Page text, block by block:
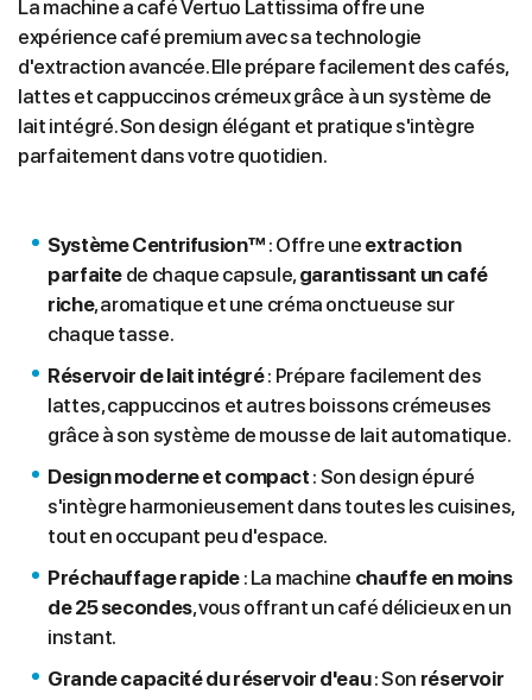
La machine a café Vertuo Lattissima offre une
expérience café premium avec sa technologie
d'extraction avancée. Elle prépare facilement des cafés,
lattes et cappuccinos crémeux grâce à un système de
lait intégré. Son design élégant et pratique s'intègre
parfaitement dans votre quotidien.
Système Centrifusion™ : Offre une extraction
parfaite de chaque capsule,garantissant un café
riche, aromatique et une créma onctueuse sur
chaque tasse.
Réservoir de lait intégré: Prépare facilement des
lattes, cappuccinos et autres boissons crémeuses
grâce à son système de mousse de lait automatique.
Design moderne et compact : Son design épuré
s'intègre harmonieusement dans toutes les cuisines,
tout en occupant peu d'espace.
Préchauffage rapide: La machine chauffe en moins
de 25 secondes, vous offrant un café délicieux en un
instant.
Grande capacité du réservoir d'eau: Son réservoir